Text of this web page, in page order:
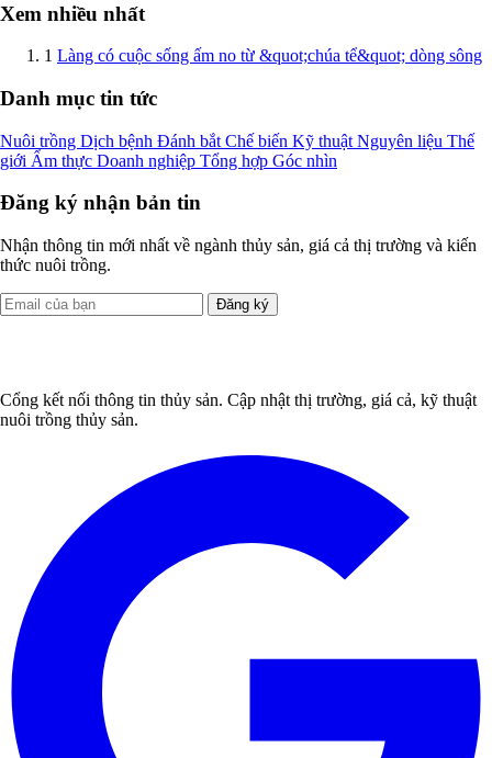
Xem nhiều nhất
1 Làng có cuộc sống ấm no từ &quot;chúa tể&quot; dòng sông
Danh mục tin tức
Nuôi trồng Dịch bệnh Đánh bắt Chế biến Kỹ thuật Nguyên liệu Thế
giới Ẩm thực Doanh nghiệp Tổng hợp Góc nhìn
Đăng ký nhận bản tin
Nhận thông tin mới nhất về ngành thủy sản, giá cả thị trường và kiến
thức nuôi trồng.
Đăng ký
Cổng kết nối thông tin thủy sản. Cập nhật thị trường, giá cả, kỹ thuật
nuôi trồng thủy sản.